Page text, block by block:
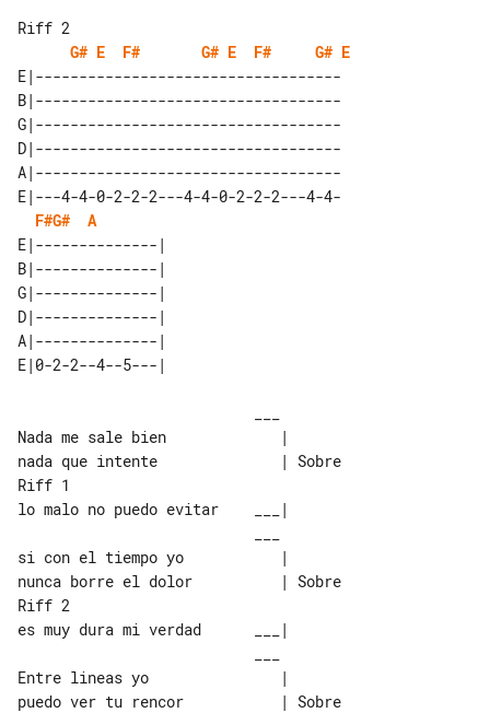
Riff 2
G# E F# G# E F# G# E
E|-----------------------------------
B|-----------------------------------
G|-----------------------------------
D|-----------------------------------
A|-----------------------------------
E|---4-4-0-2-2-2---4-4-0-2-2-2---4-4-
F#G#
A
E|--------------|
B|--------------|
G|--------------|
D|--------------|
A|--------------|
Nada me sale bien             |
nada que intente              | Sobre
Riff 1
lo malo no puedo evitar    ___|
si con el tiempo yo           |
nunca borre el dolor          | Sobre
Riff 2
es muy dura mi verdad      ___|
Entre lineas yo               |
puedo ver tu rencor           | Sobre